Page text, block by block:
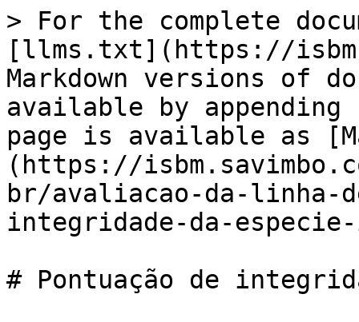
> For the complete
[llms.txt](https://
Markdown versions of
available by
page is available as
(https://
br/avaliacao-da-linha-
integridade-da-
# Pontuação de